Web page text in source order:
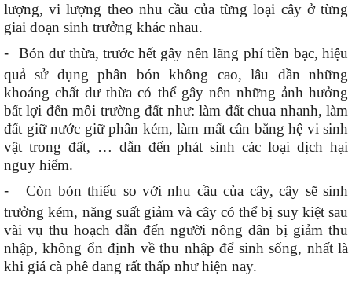
lượng, vi lượng theo nhu cầu của từng loại cây ở từng
giai đoạn sinh trưởng khác nhau.
-
Bón dư thừa, trước hết gây nên lãng phí tiền bạc, hiệu
quả sử dụng phân bón không cao, lâu dần những
khoáng chất dư thừa có thể gây nên những ảnh hưởng
bất lợi đến môi trường đất như: làm đất chua nhanh, làm
đất giữ nước giữ phân kém, làm mất cân bằng hệ vi sinh
vật trong đất, … dẫn đến phát sinh các loại dịch hại
nguy hiểm.
-
Còn bón thiếu so với nhu cầu của cây, cây sẽ sinh
trưởng kém, năng suất giảm và cây có thể bị suy kiệt sau
vài vụ thu hoạch dẫn đến người nông dân bị giảm thu
nhập, không ổn định về thu nhập để sinh sống, nhất là
khi giá cà phê đang rất thấp như hiện nay.